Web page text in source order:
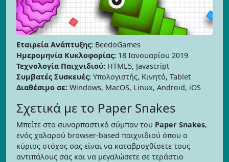
Εταιρεία Ανάπτυξης: BeedoGames
Ημερομηνία Κυκλοφορίας: 18 Ιανουαρίου 2019
Τεχνολογία Παιχνιδιού: HTML5, Javascript
Συμβατές Συσκευές: Υπολογιστής, Κινητό, Tablet
Διαθέσιμο σε: Windows, MacOS, Linux, Android, iOS
Σχετικά με το Paper Snakes
Μπείτε στο συναρπαστικό σύμπαν του Paper Snakes,
ενός χαλαρού browser-based παιχνιδιού όπου ο
κύριος στόχος σας είναι να καταβροχθίσετε τους
αντιπάλους σας και να μεγαλώσετε σε τεράστιο